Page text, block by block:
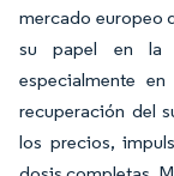
mercado europeo
su papel en la
especialmente
recuperación del
los precios,